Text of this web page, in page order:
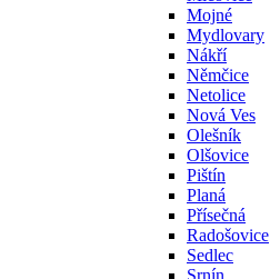
Mojné
Mydlovary
Nákří
Němčice
Netolice
Nová Ves
Olešník
Olšovice
Pištín
Planá
Přísečná
Radošovice
Sedlec
Srnín